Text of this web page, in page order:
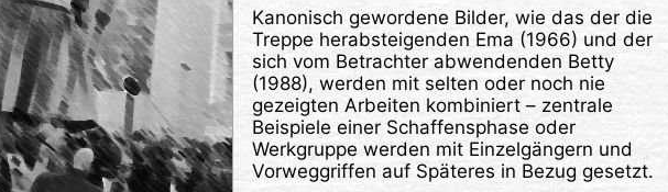
Kanonisch gewordene Bilder, wie das der die
Treppe herabsteigenden Ema (1966) und der
sich vom Betrachter abwendenden Betty
(1988), werden mit selten oder noch nie
gezeigten Arbeiten kombiniert – zentrale
Beispiele einer Schaffensphase oder
Werkgruppe werden mit Einzelgängern und
Vorweggriffen auf Späteres in Bezug gesetzt.